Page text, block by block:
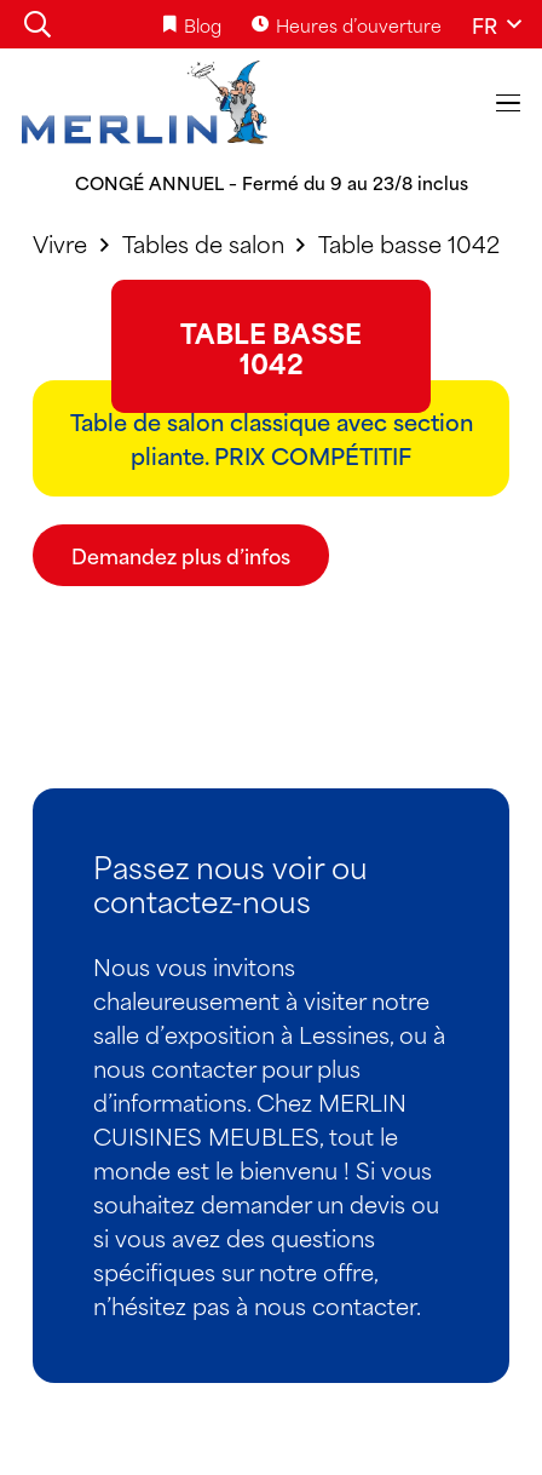
Blog Heures d’ouverture FR
CONGÉ ANNUEL – Fermé du 9 au 23/8 inclus
Vivre Tables de salon Table basse 1042
TABLE BASSE
1042
Table de salon classique avec section
pliante. PRIX COMPÉTITIF
Demandez plus d’infos
Passez nous voir ou
contactez-nous
Nous vous invitons
chaleureusement à visiter notre
salle d’exposition à Lessines, ou à
nous contacter pour plus
d’informations. Chez MERLIN
CUISINES MEUBLES, tout le
monde est le bienvenu ! Si vous
souhaitez demander un devis ou
si vous avez des questions
spécifiques sur notre offre,
n’hésitez pas à nous contacter.